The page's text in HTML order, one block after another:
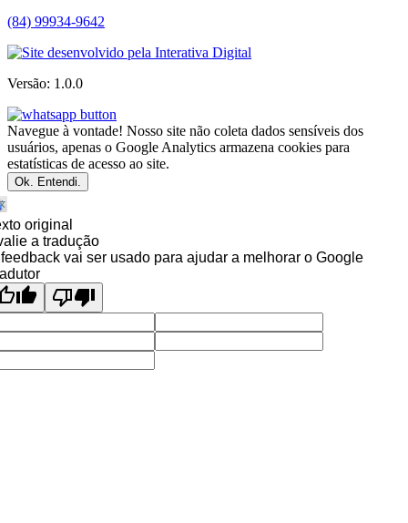
(84) 99934-9642
Versão: 1.0.0
Navegue à vontade! Nosso site não coleta dados sensíveis dos
usuários, apenas o Google Analytics armazena cookies para
estatísticas de acesso ao site.
Ok. Entendi.
original
a tradução
vai ser usado para ajudar a melhorar o Google